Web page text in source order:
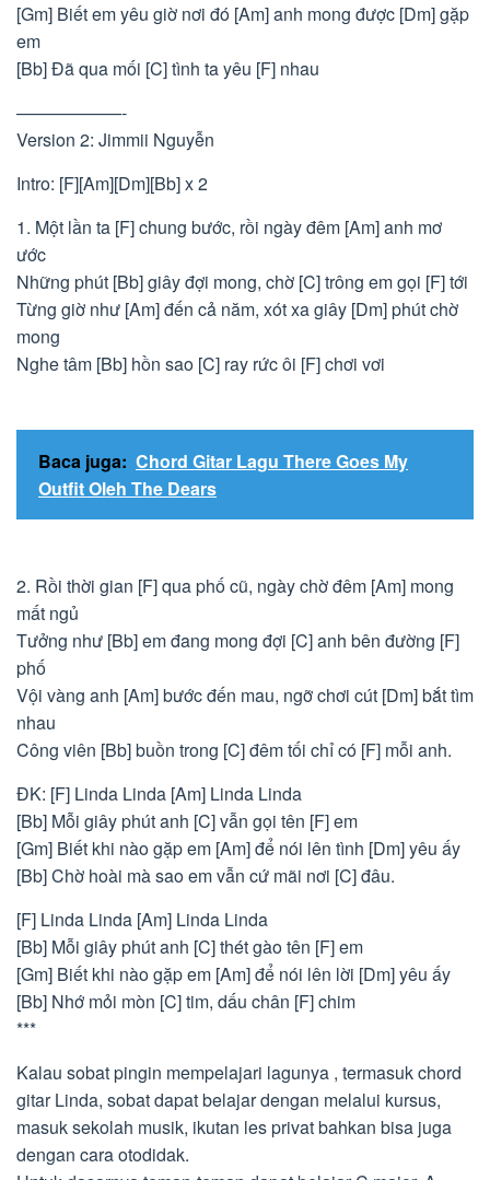
[Gm] Biết em yêu giờ nơi đó [Am] anh mong được [Dm] gặp
em
[Bb] Đã qua mối [C] tình ta yêu [F] nhau
——————-
Version 2: Jimmii Nguyễn
Intro: [F][Am][Dm][Bb] x 2
1. Một lần ta [F] chung bước, rồi ngày đêm [Am] anh mơ
ước
Những phút [Bb] giây đợi mong, chờ [C] trông em gọi [F] tới
Từng giờ như [Am] đến cả năm, xót xa giây [Dm] phút chờ
mong
Nghe tâm [Bb] hồn sao [C] ray rức ôi [F] chơi vơi
Baca juga: Chord Gitar Lagu There Goes My
Outfit Oleh The Dears
2. Rồi thời gian [F] qua phố cũ, ngày chờ đêm [Am] mong
mất ngủ
Tưởng như [Bb] em đang mong đợi [C] anh bên đường [F]
phố
Vội vàng anh [Am] bước đến mau, ngỡ chơi cút [Dm] bắt tìm
nhau
Công viên [Bb] buồn trong [C] đêm tối chỉ có [F] mỗi anh.
ĐK: [F] Linda Linda [Am] Linda Linda
[Bb] Mỗi giây phút anh [C] vẫn gọi tên [F] em
[Gm] Biết khi nào gặp em [Am] để nói lên tình [Dm] yêu ấy
[Bb] Chờ hoài mà sao em vẫn cứ mãi nơi [C] đâu.
[F] Linda Linda [Am] Linda Linda
[Bb] Mỗi giây phút anh [C] thét gào tên [F] em
[Gm] Biết khi nào gặp em [Am] để nói lên lời [Dm] yêu ấy
[Bb] Nhớ mỏi mòn [C] tim, dấu chân [F] chim
***
Kalau sobat pingin mempelajari lagunya , termasuk chord
gitar Linda, sobat dapat belajar dengan melalui kursus,
masuk sekolah musik, ikutan les privat bahkan bisa juga
dengan cara otodidak.